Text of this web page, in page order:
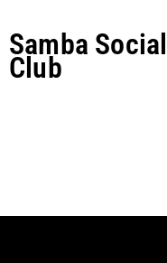
Samba Social
Club